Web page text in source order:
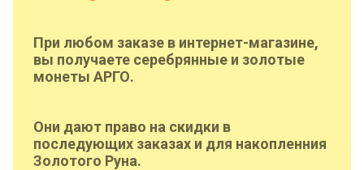
При любом заказе в интернет-магазине,
вы получаете серебрянные и золотые
монеты АРГО.
Они дают право на скидки в
последующих заказах и для накопленния
Золотого Руна.